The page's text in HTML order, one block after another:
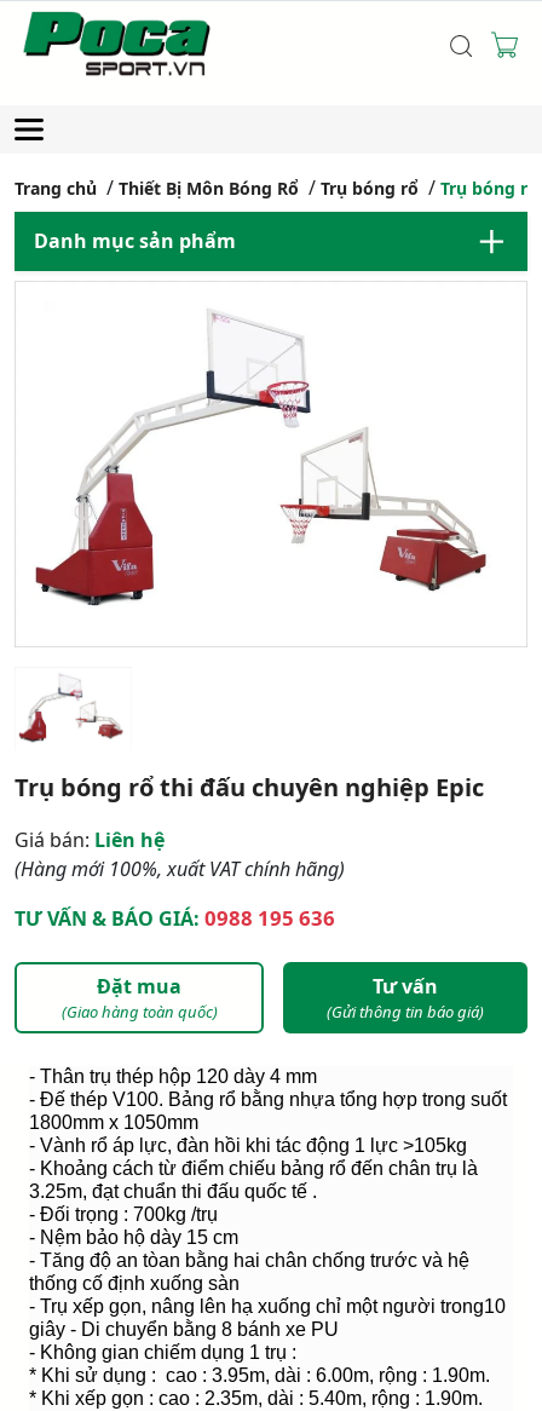
Trang chủ Thiết Bị Môn Bóng Rổ Trụ bóng rổ Trụ bóng
Danh mục sản phẩm
Trụ bóng rổ thi đấu chuyên nghiệp Epic
Giá bán: Liên hệ
(Hàng mới 100%, xuất VAT chính hãng)
TƯ VẤN & BÁO GIÁ: 0988 195 636
Đặt mua
(Giao hàng toàn quốc)
Tư vấn
(Gửi thông tin báo giá)
- Thân trụ thép hộp 120 dày 4 mm
- Đế thép V100. Bảng rổ bằng nhựa tổng hợp trong suốt
1800mm x 1050mm
- Vành rổ áp lực, đàn hồi khi tác động 1 lực >105kg
- Khoảng cách từ điểm chiếu bảng rổ đến chân trụ là
3.25m, đạt chuẩn thi đấu quốc tế .
- Đối trọng : 700kg /trụ
- Nệm bảo hộ dày 15 cm
- Tăng độ an tòan bằng hai chân chống trước và hệ
thống cố định xuống sàn
- Trụ xếp gọn, nâng lên hạ xuống chỉ một người trong10
giây - Di chuyển bằng 8 bánh xe PU
- Không gian chiếm dụng 1 trụ :
* Khi sử dụng : cao : 3.95m, dài : 6.00m, rộng : 1.90m.
* Khi xếp gọn : cao : 2.35m, dài : 5.40m, rộng : 1.90m.